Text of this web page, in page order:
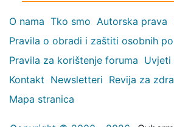
O nama Tko smo Autorska prava
Pravila o obradi i zaštiti osobnih
Pravila za korištenje foruma Uvjeti
Kontakt Newsletteri Revija za
Mapa stranica